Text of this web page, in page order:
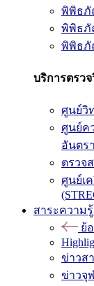
พิพิธภั
พิพิธ
พิพิธภั
บริการตรว
ศูนย์วิ
ศูนย์ค
อันตร
ตรวจ
ศูนย์เ
สาระความ
ย้
ข่าวส
ข่าวจุ